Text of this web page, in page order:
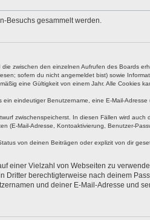
Besuchs gesammelt werden.
zwischen den einzelnen Aufrufen des Boards
sofern du nicht angemeldet bist) sowie
eine Gültigkeit von einem Jahr. Alle Cookies
eindeutiger Benutzername, eine E-Mail-
zwischenspeicherst. In diesen Fällen wird auch
Mail-Adresse, Kontoaktivierung, Benutzer-
von deinen Beiträgen oder explizit von dir
einer Vielzahl von Webseiten zu
berechtigterweise nach deinem
und deiner E-Mail-Adresse und